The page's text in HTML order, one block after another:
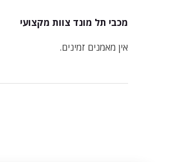
מכבי תל מונד צוות מקצועי
אין מאמנים זמינים.